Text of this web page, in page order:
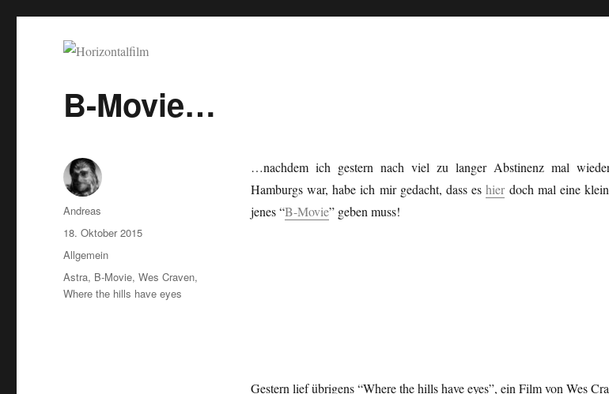
B-Movie…
…nachdem ich gestern nach viel zu langer Abstinenz mal
Hamburgs war, habe ich mir gedacht, dass eshierdoch mal eine
jenes “B-Movie” geben muss!
Gestern lief übrigens “Where the hills have eyes”, ein Film von Wes
Autor
Andreas
Veröffentlicht
am
18. Oktober 2015
Kategorien
Allgemein
Schlagwörter
Astra, B-Movie,Wes Craven,
Where the hills have eyes